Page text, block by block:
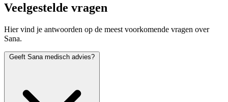
Veelgestelde vragen
Hier vind je antwoorden op de meest voorkomende vragen over
Sana.
Geeft Sana medisch advies?